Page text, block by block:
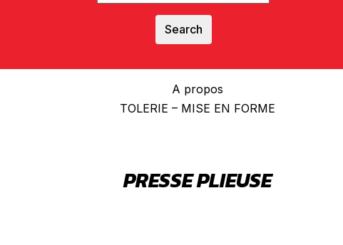
Search
A propos
TOLERIE – MISE EN FORME
PRESSE PLIEUSE